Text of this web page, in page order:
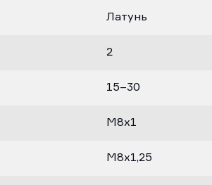
Латунь
2
15–30
М8х1
М8х1,25